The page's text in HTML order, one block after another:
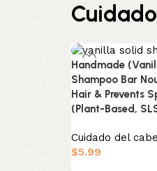
Handmade
Shampoo Bar
Hair & Prevents
(Plant-Based,
Cuidado del
$5.99